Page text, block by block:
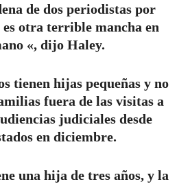
de dos periodistas por
otra terrible mancha en
«, dijo Haley.
tienen hijas pequeñas y no
fuera de las visitas a
judiciales desde
en diciembre.
una hija de tres años, y la